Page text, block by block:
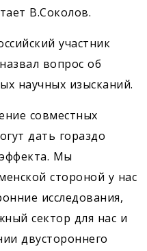
В.Соколов.
участник
вопрос об
научных изысканий.
совместных
дать гораздо
Мы
стороной у нас
исследования,
сектор для нас и
двустороннего